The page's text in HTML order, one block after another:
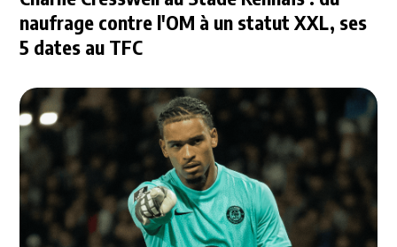
naufrage contre l'OM à un statut XXL, ses
5 dates au TFC